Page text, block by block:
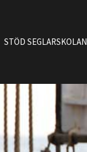
STÖD SEGLARSKOLAN